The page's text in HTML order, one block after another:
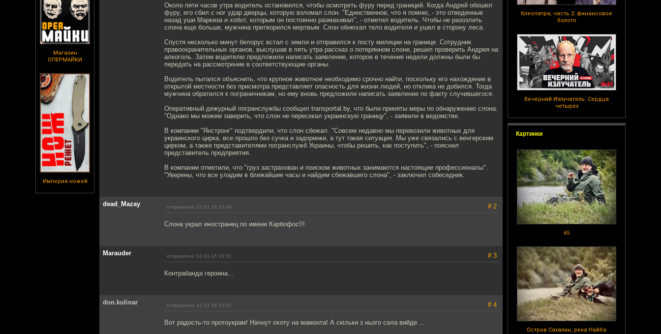
Магазин
ОПЕРМАЙКИ
Империя ножей
Клеопатра, часть 2: финансовое
болото
Вечерний Излучатель: Сердца
четырех
Картинки
65
Остров Сахалин, река Найба
Около пяти часов утра водитель остановился, чтобы осмотреть фуру перед границей. Когда Андрей обошел
фуру, его сбил с ног удар дверцы, которую взломал слон. "Единственное, что я помню, - это отведенные
назад уши Маркиза и хобот, которым он постоянно размахивал", - отметил водитель. Чтобы не разозлить
слона еще больше, мужчина притворился мертвым. Слон обнюхал тело водителя и ушел в сторону леса.
Спустя несколько минут белорус встал с земли и отправился к посту милиции на границе. Сотрудник
правоохранительных органов, выслушав в пять утра рассказ о потерянном слоне, решил проверить Андрея на
алкоголь. Затем водителю предложили написать заявление, которое в течение недели должны были бы
передать на рассмотрение в соответствующие органы.
Водитель пытался объяснить, что крупное животное необходимо срочно найти, поскольку его нахождение в
открытой местности без присмотра представляет опасность для жизни людей, но отклика не добился. Тогда
мужчина обратился к пограничникам, но ему вновь предложили написать заявление по факту случившегося.
Оперативный дежурный погранслужбы сообщил transportal.by, что были приняты меры по обнаружению слона.
"Однако мы можем заверить, что слон не пересекал украинскую границу", - заявили в ведомстве.
В компании "Янстронг" подтвердили, что слон сбежал. "Совсем недавно мы перевозили животных для
украинского цирка, все прошло без сучка и задоринки, а тут такая ситуация. Мы уже связались с венгерским
цирком, а также представителями погранслужб Украины, чтобы решить, как поступить", - пояснил
представитель предприятия.
В компании отметили, что "груз застрахован и поиском животных занимаются настоящие профессионалы".
"Уверены, что все уладим в ближайшие часы и найдем сбежавшего слона", - заключил собеседник.
dead_Mazay отправлено 31.03.16 23:49 # 2
Слона украл иностранец по имени Карбофос!!!
Marauder отправлено 31.03.16 23:51 # 3
Контрабанда героина...
don.kulinar отправлено 31.03.16 23:51 # 4
Вот радость-то протоукрам! Начнут охоту на мамонта! А скільки з нього сала вийде ...